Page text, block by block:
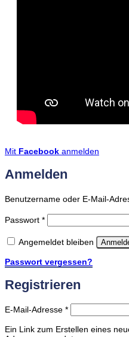
Mit Facebook anmelden
Anmelden
Benutzername oder E-Mail-
Passwort *Erforderlich
Angemeldet bleiben
Passwort vergessen?
Registrieren
E-Mail-Adresse *Erforderlich
Ein Link zum Erstellen eines